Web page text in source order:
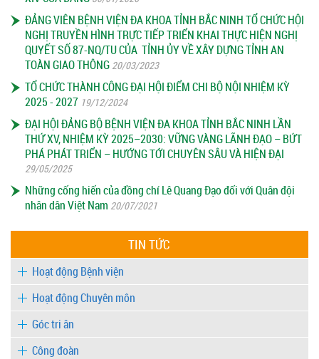
ĐẢNG VIÊN BỆNH VIỆN ĐA KHOA TỈNH BẮC NINH TỔ CHỨC HỘI
NGHỊ TRUYỀN HÌNH TRỰC TIẾP TRIỂN KHAI THỰC HIỆN NGHỊ
QUYẾT SỐ 87-NQ/TU CỦA TỈNH ỦY VỀ XÂY DỰNG TỈNH AN
TOÀN GIAO THÔNG 20/03/2023
TỔ CHỨC THÀNH CÔNG ĐẠI HỘI ĐIỂM CHI BỘ NỘI NHIỆM KỲ
2025 - 2027 19/12/2024
ĐẠI HỘI ĐẢNG BỘ BỆNH VIỆN ĐA KHOA TỈNH BẮC NINH LẦN
THỨ XV, NHIỆM KỲ 2025–2030: VỮNG VÀNG LÃNH ĐẠO – BỨT
PHÁ PHÁT TRIỂN – HƯỚNG TỚI CHUYÊN SÂU VÀ HIỆN ĐẠI
29/05/2025
Những cống hiến của đồng chí Lê Quang Đạo đối với Quân đội
nhân dân Việt Nam 20/07/2021
TIN TỨC
Hoạt động Bệnh viện
Hoạt động Chuyên môn
Góc tri ân
Công đoàn